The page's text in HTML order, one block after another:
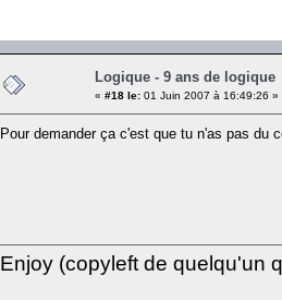
Logique - 9 ans de logique
« #18 le: 01 Juin 2007 à 16:49:26 »
Pour demander ça c'est que tu n'as pas du
Enjoy (copyleft de quelqu'un